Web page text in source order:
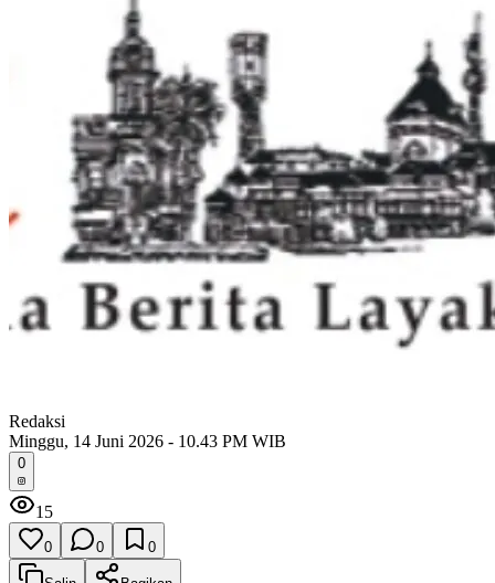
Redaksi
Minggu, 14 Juni 2026 - 10.43 PM WIB
0
15
0 0 0